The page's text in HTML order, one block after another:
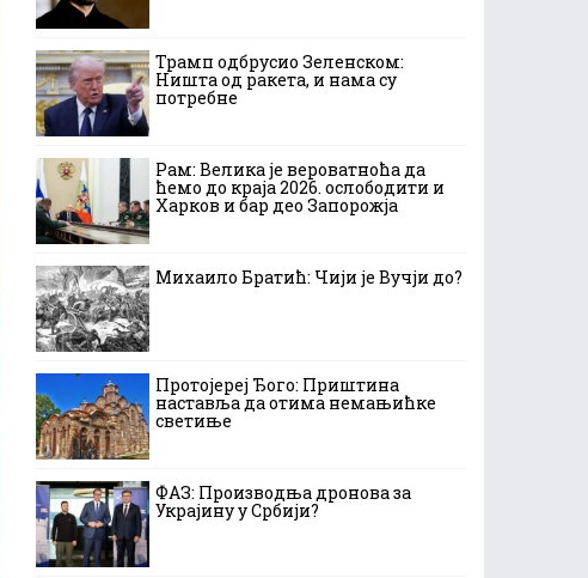
Трамп одбрусио Зеленском:
Ништа од ракета, и нама су
потребне
Рам: Велика је вероватноћа да
ћемо до краја 2026. ослободити и
Харков и бар део Запорожја
Михаило Братић: Чији је Вучји до?
Протојереј Ђого: Приштина
наставља да отима немањићке
светиње
ФАЗ: Производња дронова за
Украјину у Србији?